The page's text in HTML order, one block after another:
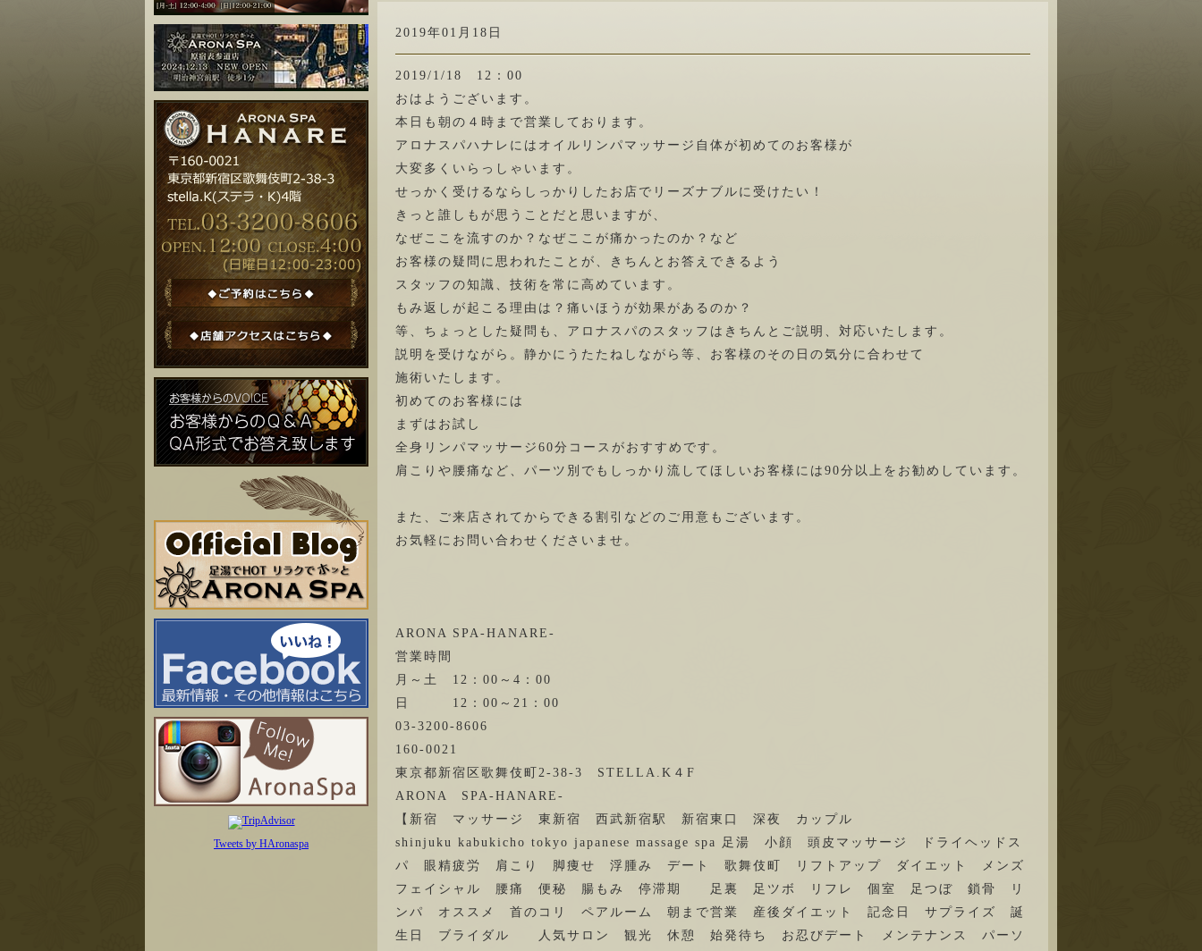
2019年01月18日
2019/1/18 12：00
おはようございます。
本日も朝の４時まで営業しております。
アロナスパハナレにはオイルリンパマッサージ自体が初めてのお客様が
大変多くいらっしゃいます。
せっかく受けるならしっかりしたお店でリーズナブルに受けたい！
きっと誰しもが思うことだと思いますが、
なぜここを流すのか？なぜここが痛かったのか？など
お客様の疑問に思われたことが、きちんとお答えできるよう
スタッフの知識、技術を常に高めています。
もみ返しが起こる理由は？痛いほうが効果があるのか？
等、ちょっとした疑問も、アロナスパのスタッフはきちんとご説明、対応いたします。
説明を受けながら。静かにうたたねしながら等、お客様のその日の気分に合わせて
施術いたします。
初めてのお客様には
まずはお試し
全身リンパマッサージ60分コースがおすすめです。
肩こりや腰痛など、パーツ別でもしっかり流してほしいお客様には90分以上をお勧めしています。
また、ご来店されてからできる割引などのご用意もございます。
お気軽にお問い合わせくださいませ。
ARONA SPA-HANARE-
営業時間
月～土 12：00～4：00
日 12：00～21：00
03-3200-8606
160-0021
東京都新宿区歌舞伎町2-38-3 STELLA.K４F
ARONA SPA-HANARE-
【新宿 マッサージ 東新宿 西武新宿駅 新宿東口 深夜 カップル
shinjuku kabukicho tokyo japanese massage spa 足湯 小顔 頭皮マッサージ ドライヘッドス
パ 眼精疲労 肩こり 脚痩せ 浮腫み デート 歌舞伎町 リフトアップ ダイエット メンズ
フェイシャル 腰痛 便秘 腸もみ 停滞期 足裏 足ツボ リフレ 個室 足つぼ 鎖骨 リ
ンパ オススメ 首のコリ ペアルーム 朝まで営業 産後ダイエット 記念日 サプライズ 誕
生日 ブライダル 人気サロン 観光 休憩 始発待ち お忍びデート メンテナンス パーソ
Tweets by HAronaspa